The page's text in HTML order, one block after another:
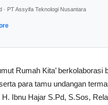
· PT Assyifa Teknologi Nusantara
Rumah Kita’
para tamu undangan
Ibnu Hajar S.Pd, S.Sos,